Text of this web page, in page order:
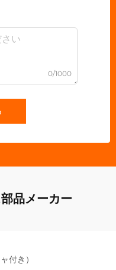
0/1000
品メーカー
付き）